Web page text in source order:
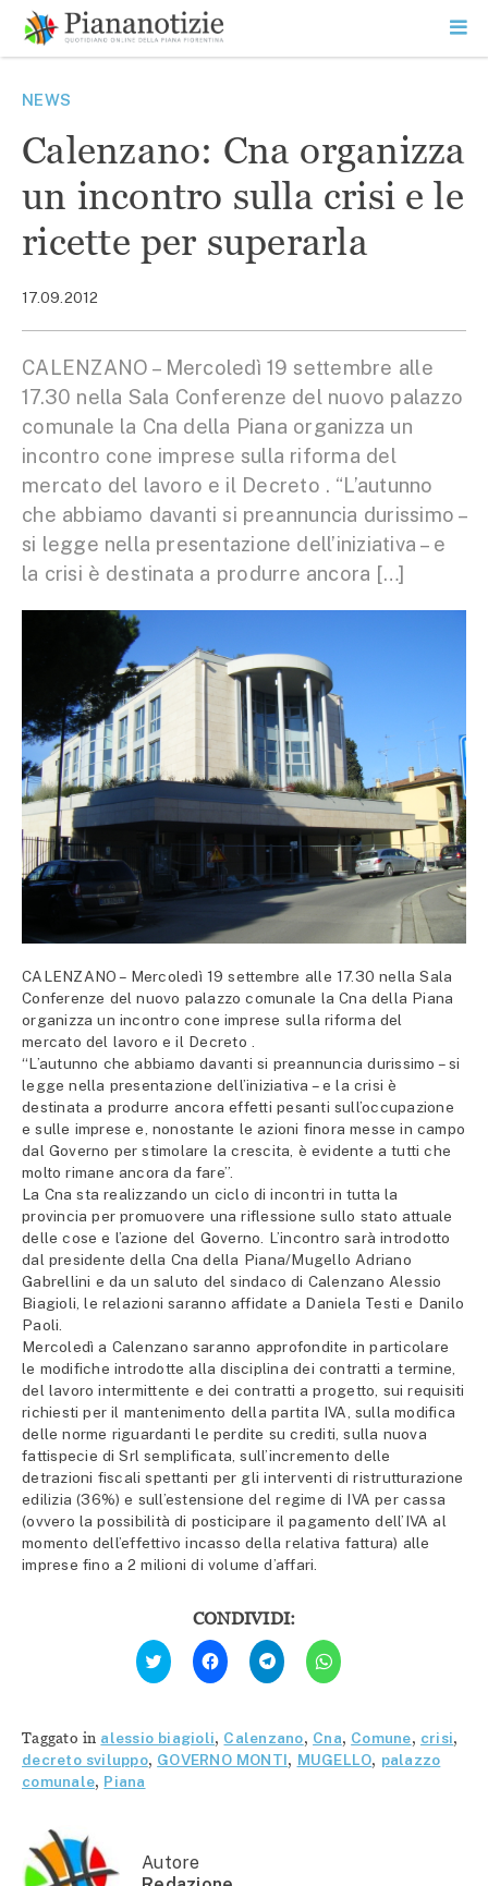
contenuto
SEARCH
NEWS
Calenzano: Cna organizza
un incontro sulla crisi e le
ricette per superarla
17.09.2012
CALENZANO – Mercoledì 19 settembre alle
17.30 nella Sala Conferenze del nuovo palazzo
comunale la Cna della Piana organizza un
incontro cone imprese sulla riforma del
mercato del lavoro e il Decreto . “L’autunno
che abbiamo davanti si preannuncia durissimo –
si legge nella presentazione dell’iniziativa – e
la crisi è destinata a produrre ancora […]
CALENZANO – Mercoledì 19 settembre alle 17.30 nella Sala
Conferenze del nuovo palazzo comunale la Cna della Piana
organizza un incontro cone imprese sulla riforma del
mercato del lavoro e il Decreto .
“L’autunno che abbiamo davanti si preannuncia durissimo – si
legge nella presentazione dell’iniziativa – e la crisi è
destinata a produrre ancora effetti pesanti sull’occupazione
e sulle imprese e, nonostante le azioni finora messe in campo
dal Governo per stimolare la crescita, è evidente a tutti che
molto rimane ancora da fare”.
La Cna sta realizzando un ciclo di incontri in tutta la
provincia per promuovere una riflessione sullo stato attuale
delle cose e l’azione del Governo. L’incontro sarà introdotto
dal presidente della Cna della Piana/Mugello Adriano
Gabrellini e da un saluto del sindaco di Calenzano Alessio
Biagioli, le relazioni saranno affidate a Daniela Testi e Danilo
Paoli.
Mercoledì a Calenzano saranno approfondite in particolare
le modifiche introdotte alla disciplina dei contratti a termine,
del lavoro intermittente e dei contratti a progetto, sui requisiti
richiesti per il mantenimento della partita IVA, sulla modifica
delle norme riguardanti le perdite su crediti, sulla nuova
fattispecie di Srl semplificata, sull’incremento delle
detrazioni fiscali spettanti per gli interventi di ristrutturazione
edilizia (36%) e sull’estensione del regime di IVA per cassa
(ovvero la possibilità di posticipare il pagamento dell’IVA al
momento dell’effettivo incasso della relativa fattura) alle
imprese fino a 2 milioni di volume d’affari.
CONDIVIDI:
Fai
clic
qui
Twitter
(Si
apre
in
Fai
clic
per
condividere
(Si
apre
in
una
Fai
clic
per
condividere
(Si
apre
in
una
Fai
clic
per
(Si
apre
in
una
Taggato in alessio biagioli, Calenzano, Cna, Comune, crisi,
decreto sviluppo, GOVERNO MONTI, MUGELLO, palazzo
comunale, Piana
Autore